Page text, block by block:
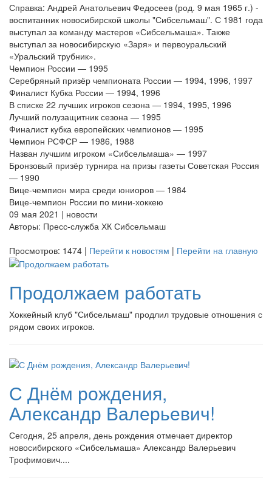
Справка: Андрей Анатольевич Федосеев (род. 9 мая 1965 г.) -
воспитанник новосибирской школы "Сибсельмаш". С 1981 года
выступал за команду мастеров «Сибсельмаша». Также
выступал за новосибирскую «Заря» и первоуральский
«Уральский трубник».
Чемпион России — 1995
Серебряный призёр чемпионата России — 1994, 1996, 1997
Финалист Кубка России — 1994, 1996
В списке 22 лучших игроков сезона — 1994, 1995, 1996
Лучший полузащитник сезона — 1995
Финалист кубка европейских чемпионов — 1995
Чемпион РСФСР — 1986, 1988
Назван лучшим игроком «Сибсельмаша» — 1997
Бронзовый призёр турнира на призы газеты Советская Россия
— 1990
Вице-чемпион мира среди юниоров — 1984
Вице-чемпион России по мини-хоккею
09 мая 2021 | новости
Авторы: Пресс-служба ХК Сибсельмаш
Просмотров: 1474 | Перейти к новостям | Перейти на главную
Продолжаем работать
Хоккейный клуб "Сибсельмаш" продлил трудовые отношения с
рядом своих игроков.
С Днём рождения,
Александр Валерьевич!
Сегодня, 25 апреля, день рождения отмечает директор
новосибирского «Сибсельмаша» Александр Валерьевич
Трофимович....